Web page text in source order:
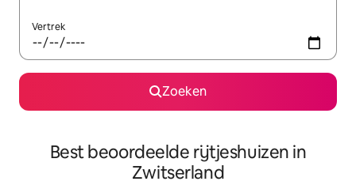
Vertrek
Zoeken
Best beoordeelde rijtjeshuizen in
Zwitserland